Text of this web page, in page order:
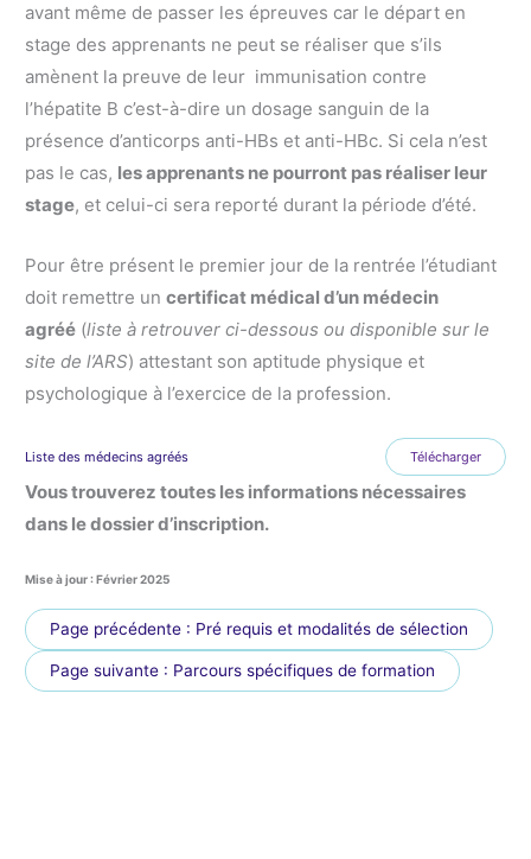
avant même de passer les épreuves car le départ en
stage des apprenants ne peut se réaliser que s’ils
amènent la preuve de leur immunisation contre
l’hépatite B c’est-à-dire un dosage sanguin de la
présence d’anticorps anti-HBs et anti-HBc. Si cela n’est
pas le cas, les apprenants ne pourront pas réaliser leur
stage, et celui-ci sera reporté durant la période d’été.
Pour être présent le premier jour de la rentrée l’étudiant
doit remettre uncertificat médical d’un médecin
agréé (liste à retrouver ci-dessous ou disponible sur le
site de l’ARS) attestant son aptitude physique et
psychologique à l’exercice de la profession.
Liste des médecins agréés Télécharger
Vous trouverez toutes les informations nécessaires
dans le dossier d’inscription.
Mise à jour : Février 2025
Page précédente : Pré requis et modalités de sélection
Page suivante : Parcours spécifiques de formation